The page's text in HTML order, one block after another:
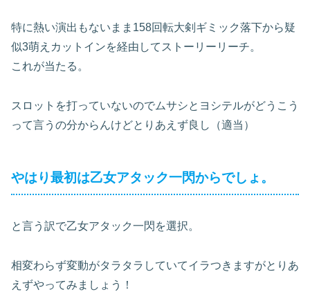
特に熱い演出もないまま158回転大剣ギミック落下から疑
似3萌えカットインを経由してストーリーリーチ。
これが当たる。
スロットを打っていないのでムサシとヨシテルがどうこう
って言うの分からんけどとりあえず良し（適当）
やはり最初は乙女アタック一閃からでしょ。
と言う訳で乙女アタック一閃を選択。
相変わらず変動がタラタラしていてイラつきますがとりあ
えずやってみましょう！